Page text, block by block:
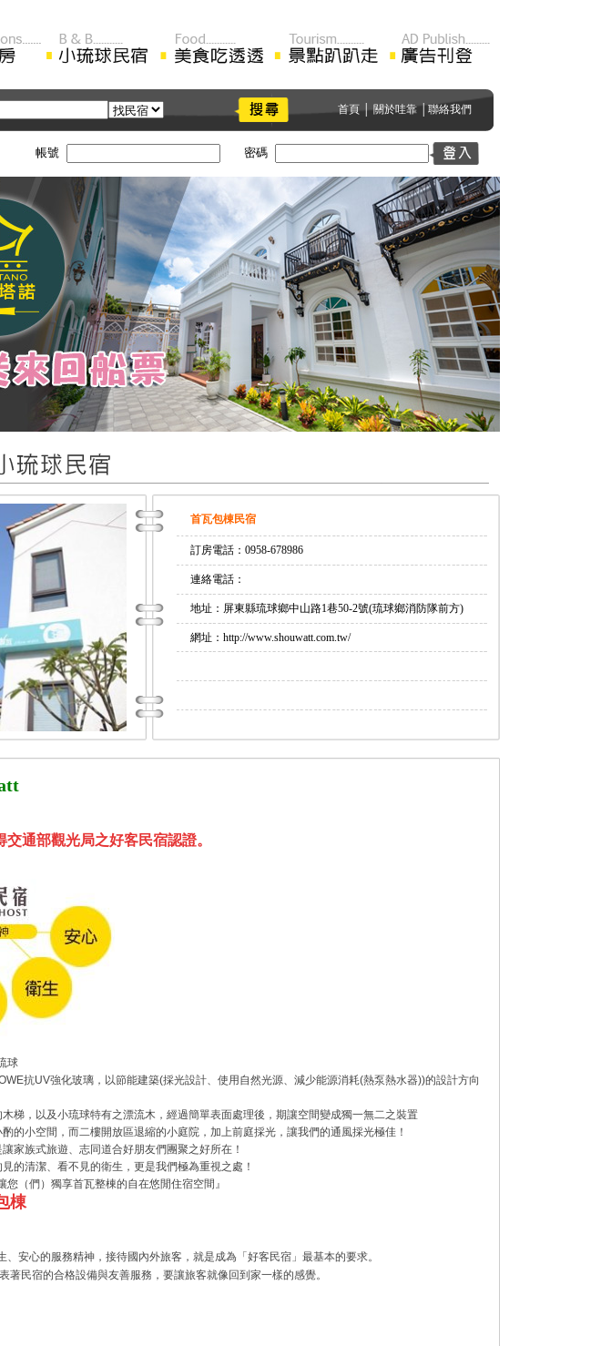
首頁│關於哇靠│ 聯絡我們
帳號 密碼
首瓦包棟民宿
訂房電話：0958-678986
連絡電話：
地址：屏東縣琉球鄉中山路1巷50-2號(琉球鄉消防隊前方)
網址：http://www.shouwatt.com.tw/
通部觀光局之好客民宿認證。
球
抗UV強化玻璃，以節能建築(採光設計、使用自然光源、減少能源消耗(熱泵熱水器))的設計方向
梯，以及小琉球特有之漂流木，經過簡單表面處理後，期讓空間變成獨一無二之裝置
的小空間，而二樓開放區退縮的小庭院，加上前庭採光，讓我們的通風採光極佳！
家族式旅遊、志同道合好朋友們團聚之好所在！
的清潔、看不見的衛生，更是我們極為重視之處！
您（們）獨享首瓦整棟的自在悠閒住宿空間』
棟
安心的服務精神，接待國內外旅客，就是成為「好客民宿」最基本的要求。
著民宿的合格設備與友善服務，要讓旅客就像回到家一樣的感覺。